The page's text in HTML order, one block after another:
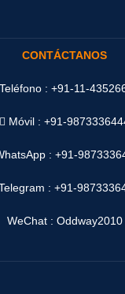
CONTÁCTANOS
Teléfono : +91-11-
Móvil : +91-
:+91-
: +91-
WeChat : Oddway2010